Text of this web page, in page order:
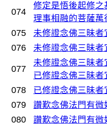
074
修定是悟後起修之
理事相融的菩薩萬
075 未修證念佛三昧者
076
未修證念佛三昧者
077
未修證念佛三昧者
已修證念佛三昧者
078 已修證念佛三昧者
079
讚歎念佛法門有微
080
讚歎念佛法門有微